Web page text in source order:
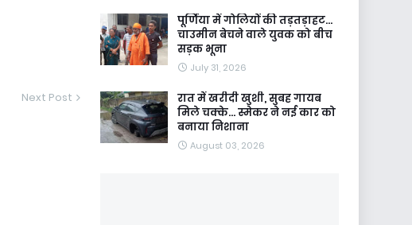
Next Post
पूर्णिया में गोलियों की तड़तड़ाहट...
चाउमीन बेचने वाले युवक को बीच
सड़क भूना
July 31, 2026
रात में खरीदी खुशी, सुबह गायब
मिले चक्के... स्मेकर ने नई कार को
बनाया निशाना
August 03, 2026